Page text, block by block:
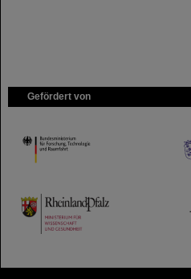
Gefördert von
HMWK
TMWWDG